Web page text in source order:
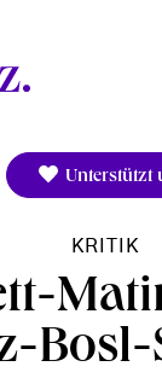
Unterstützt
KRITIK